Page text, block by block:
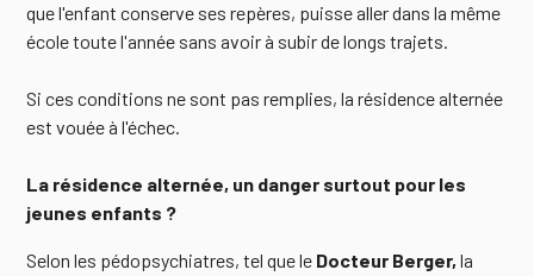
que l'enfant conserve ses repères, puisse aller dans la même
école toute l'année sans avoir à subir de longs trajets.
Si ces conditions ne sont pas remplies, la résidence alternée
est vouée à l'échec.
La résidence alternée, un danger surtout pour les
jeunes enfants ?
Selon les pédopsychiatres, tel que le Docteur Berger, la